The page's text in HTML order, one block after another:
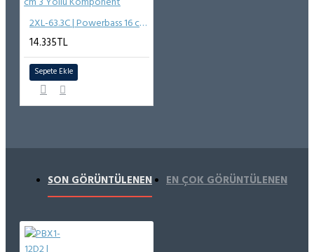
2XL-63.3C | Powerbass 16 cm 3 Yollu Komponent
14.335TL
Sepete Ekle
SON GÖRÜNTÜLENEN EN ÇOK GÖRÜNTÜLENEN